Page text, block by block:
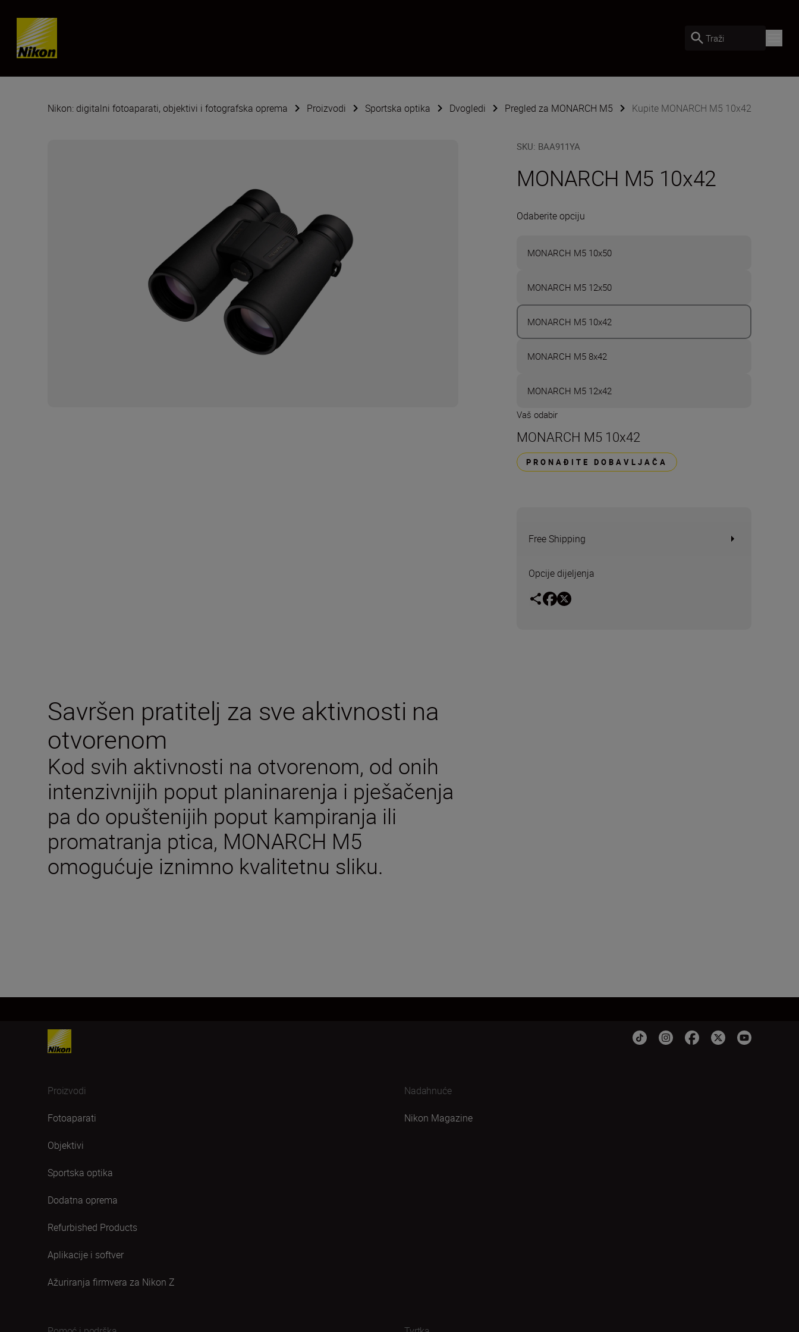
Skip content
Traži
Nikon: digitalni fotoaparati, objektivi i fotografska oprema Proizvodi Sportska optika Dvogledi Pregled za MONARCH M5 Kupite MONARCH M5 10x42
SKU: BAA911YA
MONARCH M5 10x42
Odaberite opciju
MONARCH M5 10x50
MONARCH M5 12x50
MONARCH M5 10x42
MONARCH M5 8x42
MONARCH M5 12x42
Vaš odabir
MONARCH M5 10x42
PRONAĐITE DOBAVLJAČA
Free Shipping
Opcije dijeljenja
Savršen pratitelj za sve aktivnosti na
otvorenom
Kod svih aktivnosti na otvorenom, od onih
intenzivnijih poput planinarenja i pješačenja
pa do opuštenijih poput kampiranja ili
promatranja ptica, MONARCH M5
omogućuje iznimno kvalitetnu sliku.
Proizvodi
Fotoaparati
Objektivi
Sportska optika
Dodatna oprema
Refurbished Products
Aplikacije i softver
Ažuriranja firmvera za Nikon Z
Nadahnuće
Nikon Magazine